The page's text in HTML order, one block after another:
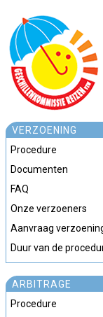
VERZOENING
Procedure
Documenten
FAQ
Onze verzoeners
Aanvraag
Duur van de
ARBITRAGE
Procedure